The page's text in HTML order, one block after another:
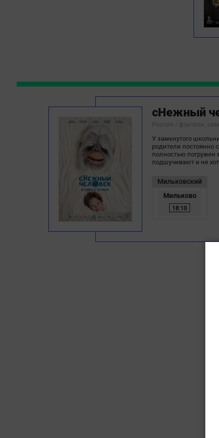
сНежный
Россия / фэнтези,
У замкнутого
родители постоянно
полностью погружен
подшучивают и не
Мильковский
Мильково
18:10